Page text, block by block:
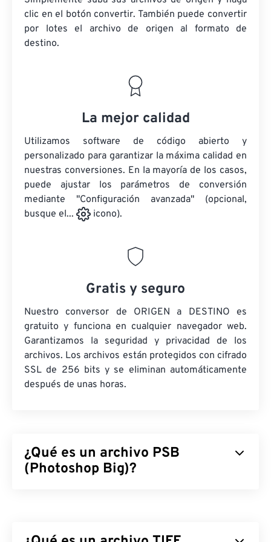
clic en el botón convertir. También puede convertir
por lotes el archivo de origen al formato de
destino.
La mejor calidad
Utilizamos software de código abierto y
personalizado para garantizar la máxima calidad en
nuestras conversiones. En la mayoría de los casos,
puede ajustar los parámetros de conversión
mediante "Configuración avanzada" (opcional,
busque el...
icono).
Gratis y seguro
Nuestro conversor de ORIGEN a DESTINO es
gratuito y funciona en cualquier navegador web.
Garantizamos la seguridad y privacidad de los
archivos. Los archivos están protegidos con cifrado
SSL de 256 bits y se eliminan automáticamente
después de unas horas.
¿Qué es un archivo PSB
(Photoshop Big)?